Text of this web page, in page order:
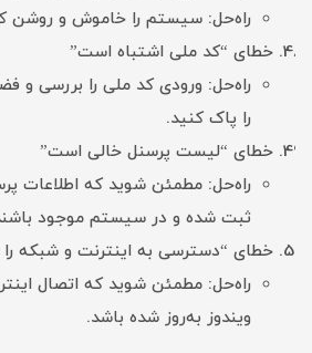
راه‌حل: سیستم را خاموش و روشن
خطای “کد ملی اشتباه است”
راه‌حل: ورودی کد ملی را بررسی و
را پاک کنید.
خطای “لیست پرسنل خالی است”
راه‌حل: مطمئن شوید که اطلاعات
ثبت شده و در سیستم موجود
خطای “دسترسی به اینترنت و شبکه را
راه‌حل: مطمئن شوید که اتصال
ویندوز به‌روز شده باشد.